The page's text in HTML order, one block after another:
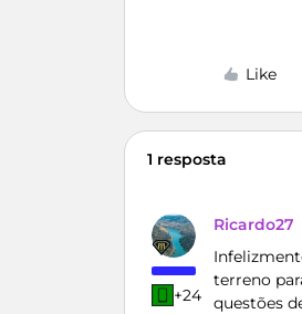
Like
1 resposta
+24
Ricardo27
terreno
questões